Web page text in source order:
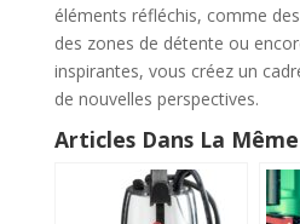
éléments réfléchis, comme
des zones de détente ou
inspirantes, vous créez un
de nouvelles perspectives.
Articles Dans La